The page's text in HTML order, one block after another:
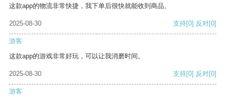
这款app的物流非常快捷，我下单后很快就能收到商品。
2025-08-30 支持[0] 反对[0]
游客
这款app的游戏非常好玩，可以让我消磨时间。
2025-08-30 支持[0] 反对[0]
游客